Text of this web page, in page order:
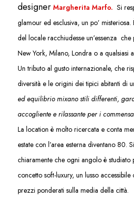
designer Margherita Marfo. Si
glamour ed esclusiva, un po’
del locale racchiudesse un’essenza
New York, Milano, Londra o a qualsiasi
Un tributo al gusto internazionale, che
diversità e le origini dei tipici abitanti di
ed equilibrio mixano stili differenti,
accogliente e rilassante per i
La location è molto ricercata e conta
estate con l’area esterna diventano 80.
chiaramente che ogni angolo è studiato
concetto soft-luxury, un lusso
prezzi ponderati sulla media della città.